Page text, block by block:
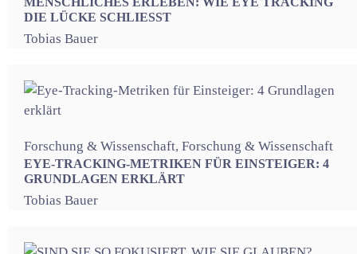
DIE LÜCKE SCHLIESST
Tobias Bauer
Forschung & Wissenschaft, Forschung & Wissenschaft
EYE-TRACKING-METRIKEN FÜR EINSTEIGER: 4
GRUNDLAGEN ERKLÄRT
Tobias Bauer